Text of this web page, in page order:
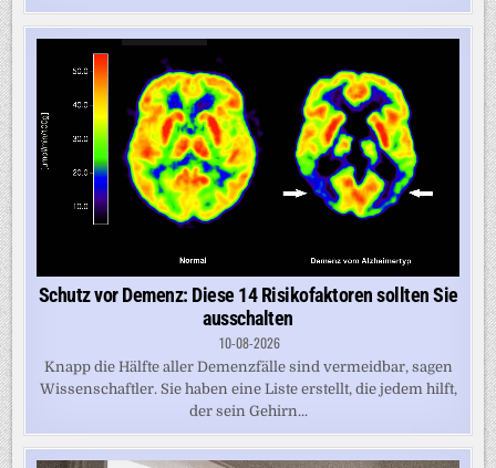
Schutz vor Demenz: Diese 14 Risikofaktoren sollten Sie
ausschalten
10-08-2026
Knapp die Hälfte aller Demenzfälle sind vermeidbar, sagen
Wissenschaftler. Sie haben eine Liste erstellt, die jedem hilft,
der sein Gehirn...